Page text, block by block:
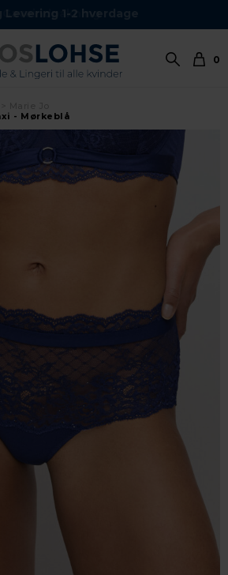
Levering 1-2 hverdage
0
- Mørkeblå